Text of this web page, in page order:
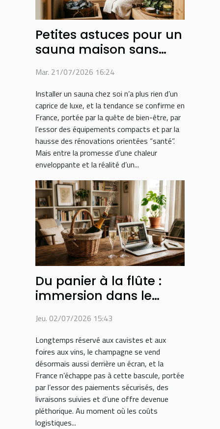
Petites astuces pour un
sauna maison sans
Mar. 21/07/2026 16:24
Installer un sauna chez soi n’a plus rien d’un
caprice de luxe, et la tendance se confirme en
France, portée par la quête de bien-être, par
l’essor des équipements compacts et par la
hausse des rénovations orientées “santé”.
Mais entre la promesse d’une chaleur
enveloppante et la réalité d’un...
Du panier à la flûte :
immersion dans le
champagne sur
internet
Jeu. 02/07/2026 15:43
Longtemps réservé aux cavistes et aux
foires aux vins, le champagne se vend
désormais aussi derrière un écran, et la
France n’échappe pas à cette bascule, portée
par l’essor des paiements sécurisés, des
livraisons suivies et d’une offre devenue
pléthorique. Au moment où les coûts
logistiques...